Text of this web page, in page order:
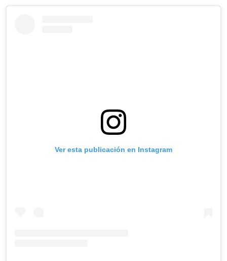
Ver esta publicación en Instagram